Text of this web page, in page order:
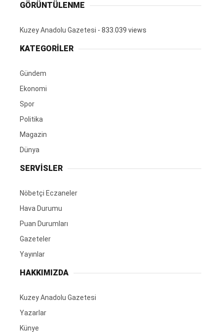
GÖRÜNTÜLENME
Kuzey Anadolu Gazetesi - 833.039 views
KATEGORİLER
Gündem
Ekonomi
Spor
Politika
Magazin
Dünya
SERVİSLER
Nöbetçi Eczaneler
Hava Durumu
Puan Durumları
Gazeteler
Yayınlar
HAKKIMIZDA
Kuzey Anadolu Gazetesi
Yazarlar
Künye